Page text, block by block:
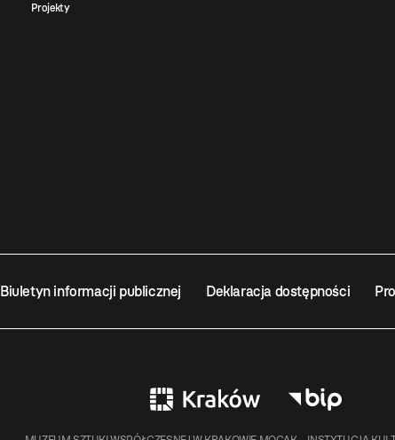
Projekty
Biuletyn informacji publicznej Deklaracja dostępności